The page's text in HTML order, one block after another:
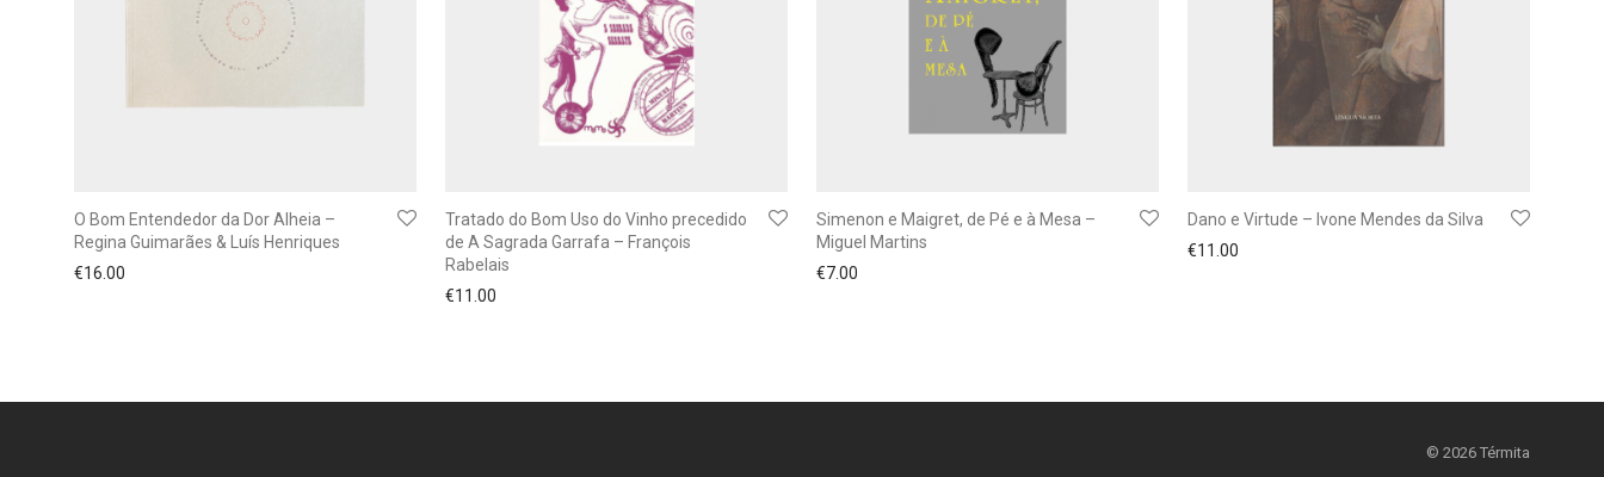
O Bom Entendedor da Dor Alheia –
Regina Guimarães & Luís Henriques
€16.00
Tratado do Bom Uso do Vinho precedido
de A Sagrada Garrafa – François
Rabelais
€11.00
Simenon e Maigret, de Pé e à Mesa –
Miguel Martins
€7.00
Dano e Virtude – Ivone Mendes da Silva
€11.00
© 2026Térmita